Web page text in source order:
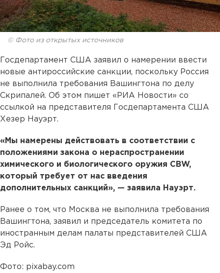
© Фото из открытых источников
Госдепартамент США заявил о намерении ввести
новые антироссийские санкции, поскольку Россия
не выполнила требования Вашингтона по делу
Скрипалей. Об этом пишет «РИА Новости» со
ссылкой на представителя Госдепартамента США
Хезер Науэрт.
«Мы намерены действовать в соответствии с
положениями закона о нераспространении
химического и биологического оружия CBW,
который требует от нас введения
дополнительных санкций», — заявила Науэрт.
Ранее о том, что Москва не выполнила требования
Вашингтона, заявил и председатель комитета по
иностранным делам палаты представителей США
Эд Ройс.
Фото: pixabay.com